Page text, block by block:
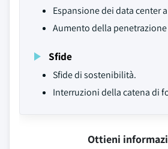
Espansione dei data center
Aumento della
Sfide
Sfide di sostenibilità.
Interruzioni della catena di
Ottieni